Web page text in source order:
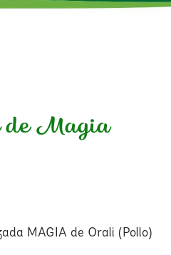
de Magia
MAGIA de Orali (Pollo)